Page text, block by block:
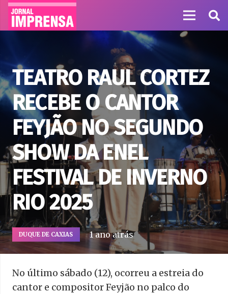
TEATRO RAUL CORTEZ
RECEBE O CANTOR
FEYJÃO NO SEGUNDO
SHOW DA ENEL
FESTIVAL DE INVERNO
RIO 2025
DUQUE DE CAXIAS 1 ano atrás
No último sábado (12), ocorreu a estreia do
cantor e compositor Feyjão no palco do